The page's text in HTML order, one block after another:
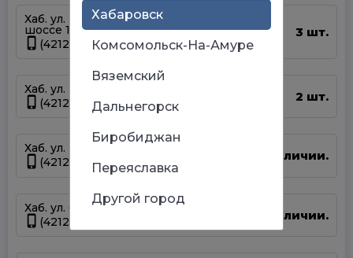
Хаб. ул. Матвеевское
шоссе 13А
(4212) 69-93-93
3 шт.
Хаб. ул. Шелеста 83
(4212) 93-68-68
2 шт.
Хаб. ул. Панфиловцев 14Б
(4212) 63-22-47
Нет в наличии.
Хаб. ул. Серышева 34
(4212) 47-44-66
Нет в наличии.
Хабаровск
Комсомольск-На-Амуре
Вяземский
Дальнегорск
Биробиджан
Переяславка
Другой город